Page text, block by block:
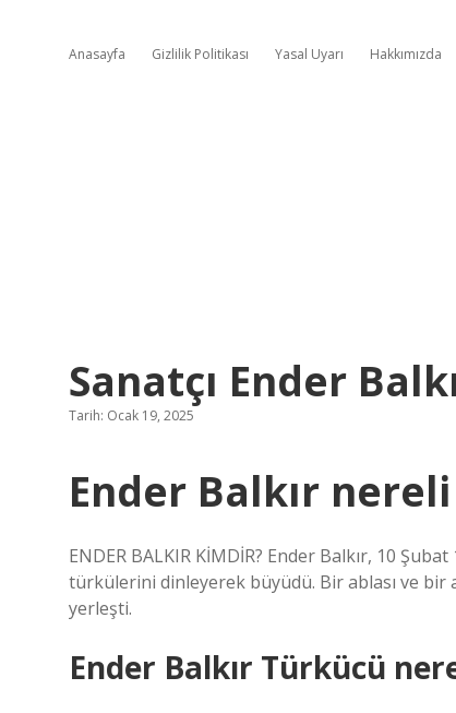
Anasayfa Gizlilik Politikası Yasal Uyarı Hakkımızda
Sanatçı Ender
Tarih: Ocak 19, 2025
Ender Balkır
ENDER BALKIR KİMDİR? Ender Balkır, 10
türkülerini dinleyerek büyüdü. Bir ablası ve bir
yerleşti.
Ender Balkır Türkücü